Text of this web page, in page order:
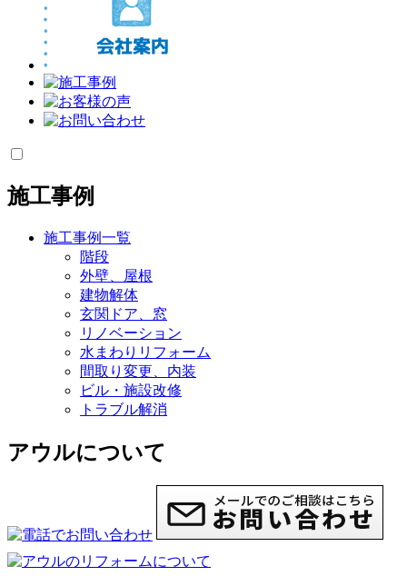
施工事例
施工事例一覧
階段
外壁、屋根
建物解体
玄関ドア、窓
リノベーション
水まわりリフォーム
間取り変更、内装
ビル・施設改修
トラブル解消
アウルについて